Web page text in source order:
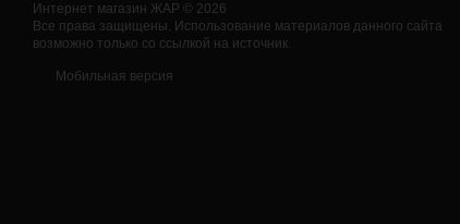
Интернет магазин ЖАР © 2026
Все права защищены. Использование материалов данного сайта
возможно только со ссылкой на источник.
Мобильная версия